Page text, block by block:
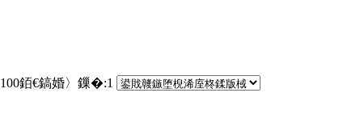
100銆€鎬婚〉鏁�:1